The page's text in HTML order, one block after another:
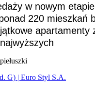
w nowym
220 mieszkań
apartamenty
G) | Euro Styl S.A.